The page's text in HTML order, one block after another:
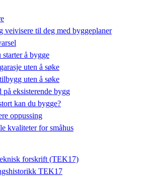
veivisere til deg med byggeplaner
starter å bygge
uten å søke
uten å søke
på eksisterende bygg
kan du bygge?
oppussing
kvaliteter for småhus
forskrift (TEK17)
TEK17